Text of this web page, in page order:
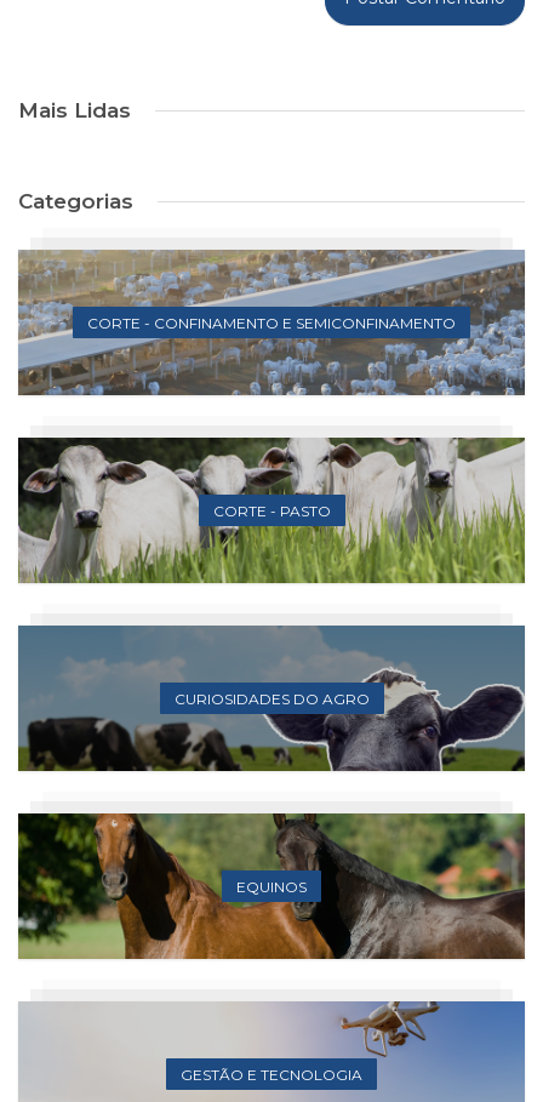
Mais Lidas
Categorias
CORTE - CONFINAMENTO E SEMICONFINAMENTO
CORTE - PASTO
CURIOSIDADES DO AGRO
EQUINOS
GESTÃO E TECNOLOGIA